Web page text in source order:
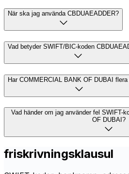
När ska jag använda CBDUAEADDER?
Vad betyder SWIFT/BIC-koden
Har COMMERCIAL BANK OF DUBAI flera
Vad händer om jag använder fel SWIFT-
OF DUBAI?
friskrivningsklausul